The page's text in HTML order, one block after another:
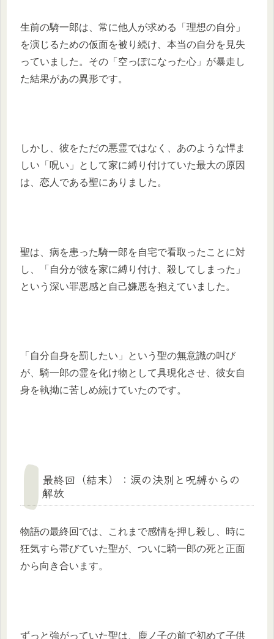
生前の騎一郎は、常に他人が求める「理想の自分」
を演じるための仮面を被り続け、本当の自分を見失
っていました。その「空っぽになった心」が暴走し
た結果があの異形です。
しかし、彼をただの悪霊ではなく、あのような悍ま
しい「呪い」として家に縛り付けていた最大の原因
は、恋人である聖にありました。
聖は、病を患った騎一郎を自宅で看取ったことに対
し、「自分が彼を家に縛り付け、殺してしまった」
という深い罪悪感と自己嫌悪を抱えていました。
「自分自身を罰したい」という聖の無意識の叫び
が、騎一郎の霊を化け物として具現化させ、彼女自
身を執拗に苦しめ続けていたのです。
最終回（結末）：涙の決別と呪縛からの
解放
物語の最終回では、これまで感情を押し殺し、時に
狂気すら帯びていた聖が、ついに騎一郎の死と正面
から向き合います。
ずっと強がっていた聖は、鹿ノ子の前で初めて子供